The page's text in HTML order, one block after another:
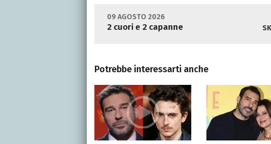
09 AGOSTO 2026
2 cuori e 2 capanne
Potrebbe interessarti anche